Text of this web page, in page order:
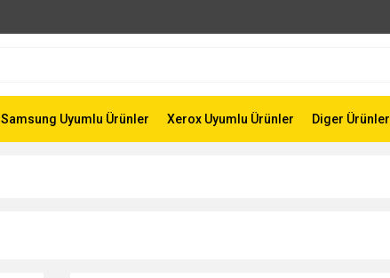
Samsung Uyumlu Ürünler Xerox Uyumlu Ürünler Diger Ürünler